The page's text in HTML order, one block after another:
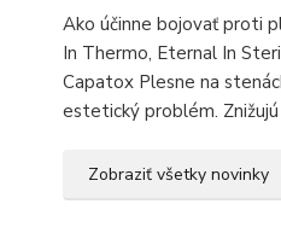
Ako účinne bojovať proti
In Thermo, Eternal In
Capatox Plesne na
estetický problém. Znižujú
Zobraziť všetky novinky